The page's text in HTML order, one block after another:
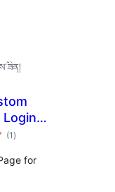
(1 གདེང་
འཇོག་
ཚང་།
)
for